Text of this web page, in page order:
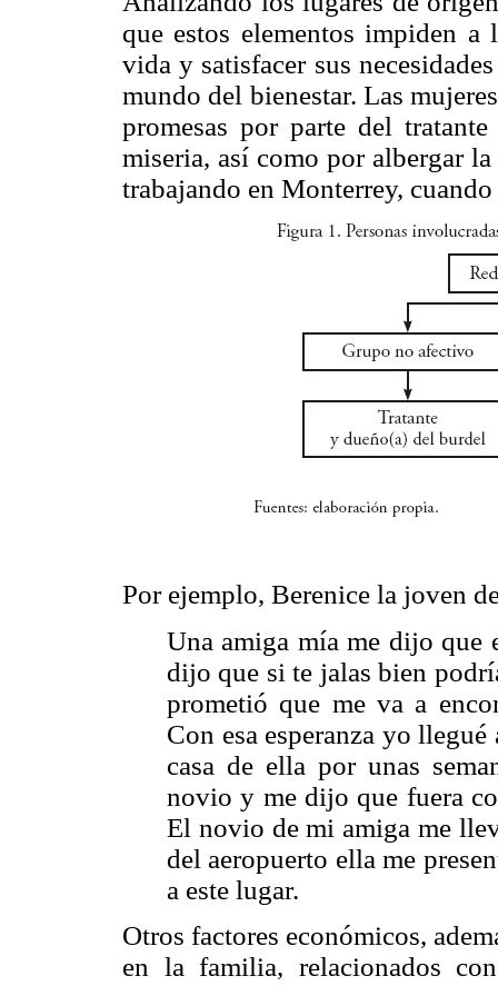
que estos elementos impiden
vida y satisfacer sus
mundo del bienestar. Las
promesas por parte del
miseria, así como por albergar
trabajando en Monterrey,
Por ejemplo, Berenice la joven
Una amiga mía me dijo que
dijo que si te jalas bien
prometió que me va a
Con esa esperanza yo
casa de ella por unas
novio y me dijo que fuera
El novio de mi amiga me
del aeropuerto ella me
a este lugar.
Otros factores económicos,
en la familia, relacionados